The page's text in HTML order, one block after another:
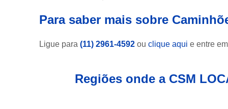
Para saber mais sobre
Ligue para(11) 2961-4592ouclique aqui e entre
Regiões onde a CSM